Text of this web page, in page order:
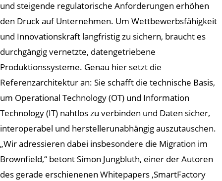
und steigende regulatorische Anforderungen erhöhen
den Druck auf Unternehmen. Um Wettbewerbsfähigkeit
und Innovationskraft langfristig zu sichern, braucht es
durchgängig vernetzte, datengetriebene
Produktionssysteme. Genau hier setzt die
Referenzarchitektur an: Sie schafft die technische Basis,
um Operational Technology (OT) und Information
Technology (IT) nahtlos zu verbinden und Daten sicher,
interoperabel und herstellerunabhängig auszutauschen.
„Wir adressieren dabei insbesondere die Migration im
Brownfield,“ betont Simon Jungbluth, einer der Autoren
des gerade erschienenen Whitepapers ‚SmartFactory